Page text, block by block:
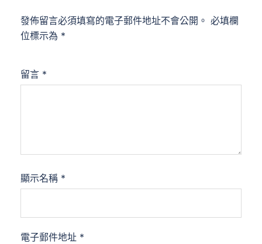
發佈留言必須填寫的電子郵件地址不會公開。 必填欄
位標示為 *
留言 *
顯示名稱 *
電子郵件地址 *